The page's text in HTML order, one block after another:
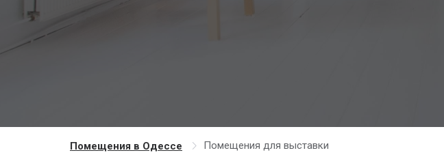
Помещения в Одессе Помещения для выставки